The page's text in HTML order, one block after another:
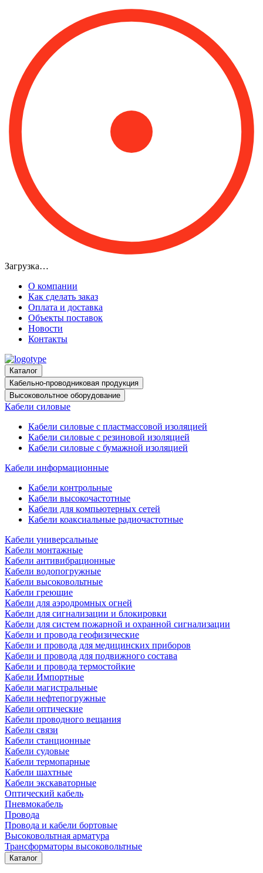
Загрузка…
О компании
Как сделать заказ
Оплата и доставка
Объекты поставок
Новости
Контакты
Каталог
Кабельно-проводниковая продукция
Высоковольтное оборудование
Кабели силовые
Кабели силовые с пластмассовой изоляцией
Кабели силовые с резиновой изоляцией
Кабели силовые с бумажной изоляцией
Кабели информационные
Кабели контрольные
Кабели высокочастотные
Кабели для компьютерных сетей
Кабели коаксиальные радиочастотные
Кабели универсальные
Кабели монтажные
Кабели антивибрационные
Кабели водопогружные
Кабели высоковольтные
Кабели греющие
Кабели для аэродромных огней
Кабели для сигнализации и блокировки
Кабели для систем пожарной и охранной сигнализации
Кабели и провода геофизические
Кабели и провода для медицинских приборов
Кабели и провода для подвижного состава
Кабели и провода термостойкие
Кабели Импортные
Кабели магистральные
Кабели нефтепогружные
Кабели оптические
Кабели проводного вещания
Кабели связи
Кабели станционные
Кабели судовые
Кабели термопарные
Кабели шахтные
Кабели экскаваторные
Оптический кабель
Пневмокабель
Провода
Провода и кабели бортовые
Высоковольтная арматура
Трансформаторы высоковольтные
Каталог